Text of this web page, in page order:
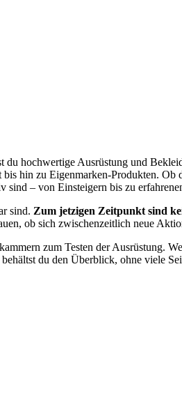
du hochwertige Ausrüstung und
hin zu Eigenmarken-Produkten. Ob
sind – von Einsteigern bis zu
sind. Zum jetzigen Zeitpunkt sind
ob sich zwischenzeitlich neue
zum Testen der Ausrüstung.
du den Überblick, ohne viele